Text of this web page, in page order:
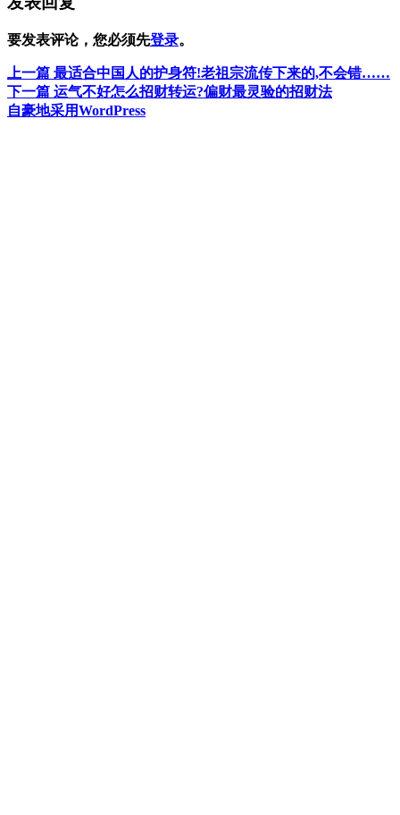
要发表评论，您必须先登录。
文
章
上一篇 上
篇
文
最适合中国人的护身符!老祖宗流传下来的,不会错……
下一篇 下
篇
运气不好怎么招财转运?偏财最灵验的招财法
自豪地采用WordPress